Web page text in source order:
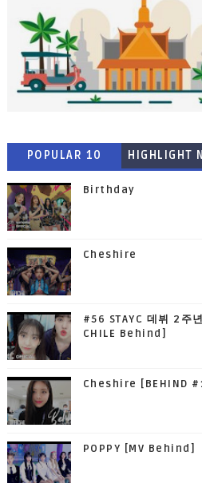
POPULAR 10 HIGHLIGHT
Birthday
Cheshire
#56 STAYC 데뷔 2주
CHILE Behind]
Cheshire [BEHIND
POPPY [MV Behind]